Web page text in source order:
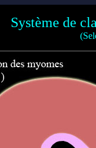
Système de